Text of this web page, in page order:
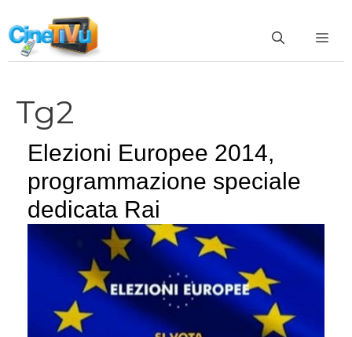
al
contenuto
Tg2
Elezioni Europee 2014,
programmazione speciale
dedicata Rai